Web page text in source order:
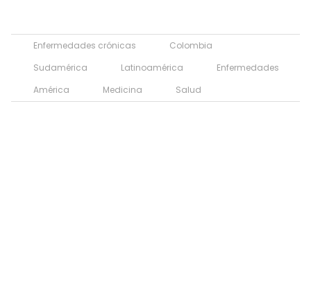
Enfermedades crónicas
Colombia
Sudamérica
Latinoamérica
Enfermedades
América
Medicina Salud